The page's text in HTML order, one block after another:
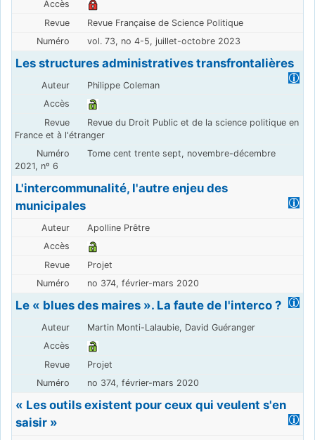
Revue Française de Science Politique
vol. 73, no 4-5, juillet-octobre 2023
Les structures administratives transfrontalières
Philippe Coleman
Revue du Droit Public et de la science politique en
France et à l'étranger
Tome cent trente sept, novembre-décembre
2021, nº 6
L'intercommunalité, l'autre enjeu des
municipales
Apolline Prêtre
Projet
no 374, février-mars 2020
Le « blues des maires ». La faute de l'interco ?
Martin Monti-Lalaubie, David Guéranger
Projet
no 374, février-mars 2020
« Les outils existent pour ceux qui veulent s'en
saisir »